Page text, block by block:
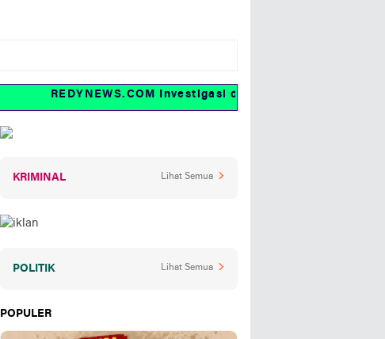
REDYNEWS.COM Investigasi dan fakta
KRIMINAL Lihat Semua
POLITIK Lihat Semua
POPULER